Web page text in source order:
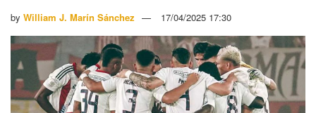
by William J. Marín Sánchez 17/04/2025 17:30